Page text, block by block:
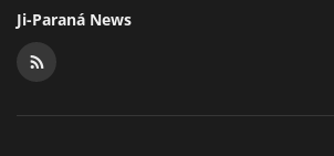
Ji-Paraná News